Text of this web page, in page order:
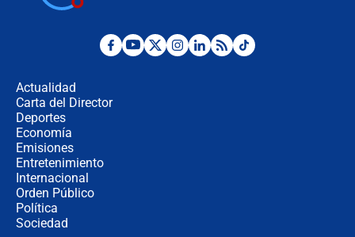
Estratega de Abelardo de la Espriella
Actualidad
Carta del Director
Deportes
Economía
Emisiones
Entretenimiento
Internacional
Orden Público
Política
Sociedad